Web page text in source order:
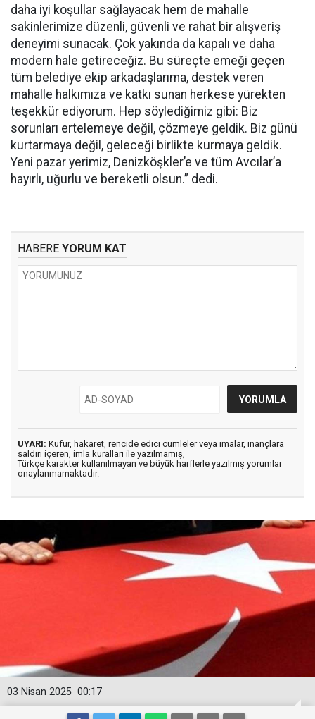
daha iyi koşullar sağlayacak hem de mahalle
sakinlerimize düzenli, güvenli ve rahat bir alışveriş
deneyimi sunacak. Çok yakında da kapalı ve daha
modern hale getireceğiz. Bu süreçte emeği geçen
tüm belediye ekip arkadaşlarıma, destek veren
mahalle halkımıza ve katkı sunan herkese yürekten
teşekkür ediyorum. Hep söylediğimiz gibi: Biz
sorunları ertelemeye değil, çözmeye geldik. Biz günü
kurtarmaya değil, geleceği birlikte kurmaya geldik.
Yeni pazar yerimiz, Denizköşkler’e ve tüm Avcılar’a
hayırlı, uğurlu ve bereketli olsun.” dedi.
HABERE YORUM KAT
UYARI: Küfür, hakaret, rencide edici cümleler veya imalar, inançlara
saldırı içeren, imla kuralları ile yazılmamış,
Türkçe karakter kullanılmayan ve büyük harflerle yazılmış yorumlar
onaylanmamaktadır.
00:17
03 Nisan 2025